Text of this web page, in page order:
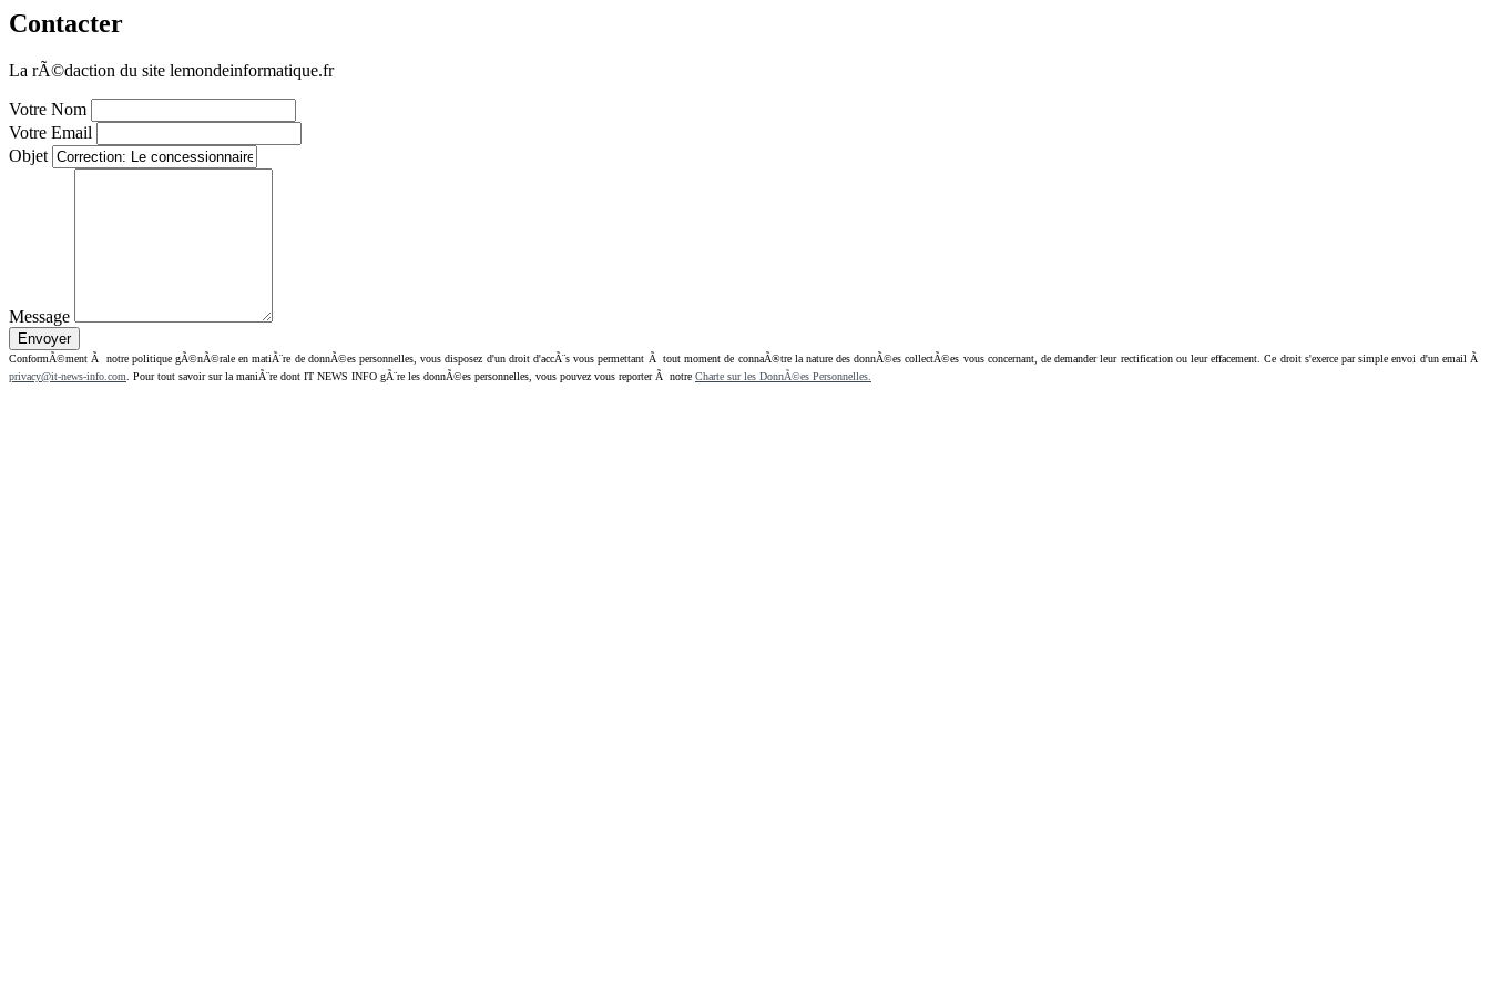
Contacter
La rÃ©daction du site lemondeinformatique.fr
Votre Nom
Votre Email
Objet
Message
ConformÃ©ment Ã notre politique gÃ©nÃ©rale en matiÃ¨re de donnÃ©es personnelles, vous disposez d'un droit d'accÃ¨s vous permettant Ã tout moment de connaÃ®tre la nature des donnÃ©es collectÃ©es vous concernant, de demander leur rectification ou leur effacement. Ce droit s'exerce par simple envoi d'un email Ã
privacy@it-news-info.com . Pour tout savoir sur la maniÃ¨re dont IT NEWS INFO gÃ¨re les donnÃ©es personnelles, vous pouvez vous reporter Ã notre Charte sur les DonnÃ©es Personnelles.